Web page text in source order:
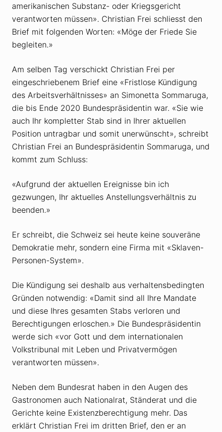
amerikanischen Substanz- oder Kriegsgericht
verantworten müssen». Christian Frei schliesst den
Brief mit folgenden Worten: «Möge der Friede Sie
begleiten.»
Am selben Tag verschickt Christian Frei per
eingeschriebenem Brief eine «Fristlose Kündigung
des Arbeits­verhältnisses» an Simonetta Sommaruga,
die bis Ende 2020 Bundespräsidentin war. «Sie wie
auch Ihr kompletter Stab sind in Ihrer aktuellen
Position untragbar und somit unerwünscht», schreibt
Christian Frei an Bundespräsidentin Sommaruga, und
kommt zum Schluss:
«Aufgrund der aktuellen Ereignisse bin ich
gezwungen, Ihr aktuelles Anstellungs­verhältnis zu
beenden.»
Er schreibt, die Schweiz sei heute keine souveräne
Demokratie mehr, sondern eine Firma mit «Sklaven-
Personen-System».
Die Kündigung sei deshalb aus verhaltens­bedingten
Gründen notwendig: «Damit sind all Ihre Mandate
und diese Ihres gesamten Stabs verloren und
Berechtigungen erloschen.» Die Bundespräsidentin
werde sich «vor Gott und dem internationalen
Volkstribunal mit Leben und Privat­vermögen
verantworten müssen».
Neben dem Bundesrat haben in den Augen des
Gastronomen auch Nationalrat, Ständerat und die
Gerichte keine Existenz­berechtigung mehr. Das
erklärt Christian Frei im dritten Brief, den er an